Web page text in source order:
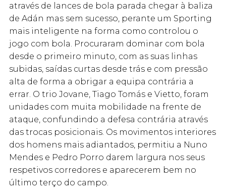
através de lances de bola parada chegar à baliza
de Adán mas sem sucesso, perante um Sporting
mais inteligente na forma como controlou o
jogo com bola. Procuraram dominar com bola
desde o primeiro minuto, com as suas linhas
subidas, saídas curtas desde trás e com pressão
alta de forma a obrigar a equipa contrária a
errar. O trio Jovane, Tiago Tomás e Vietto, foram
unidades com muita mobilidade na frente de
ataque, confundindo a defesa contrária através
das trocas posicionais. Os movimentos interiores
dos homens mais adiantados, permitiu a Nuno
Mendes e Pedro Porro darem largura nos seus
respetivos corredores e aparecerem bem no
último terço do campo.